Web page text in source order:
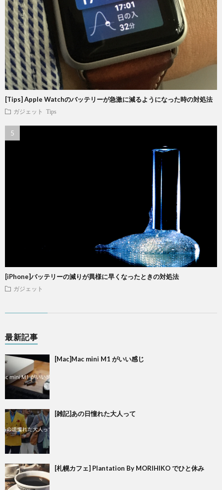
[Tips] Apple Watchのバッテリーが急激に減るようになった時の対処法
ガジェット Tips
[iPhone]バッテリーの減りが異様に早くなったときの対処法
ガジェット
最新記事
[Mac]Mac mini M1 がいい感じ
[雑記]あの日憧れた大人って
[札幌カフェ] Plantation By MORIHIKO でひと休み